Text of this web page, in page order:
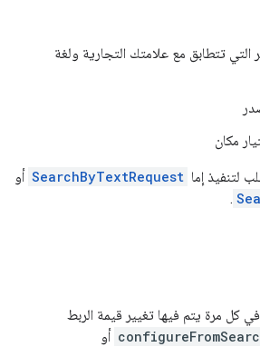
تتطابق مع علامتك التجارية ولغة
إما SearchByTextRequest أو
.
يتم فيها تغيير قيمة الربط
أو